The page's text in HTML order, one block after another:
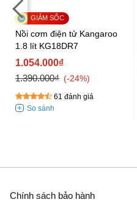
Nồi cơm điện tử Kangaroo
1.8 lít KG18DR7
1.054.000₫
1.390.000₫
-24%
61 đánh giá
Chính sách bảo hành